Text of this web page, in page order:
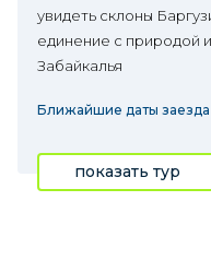
увидеть склоны
единение с природой
Забайкалья
Ближайшие даты
показать тур